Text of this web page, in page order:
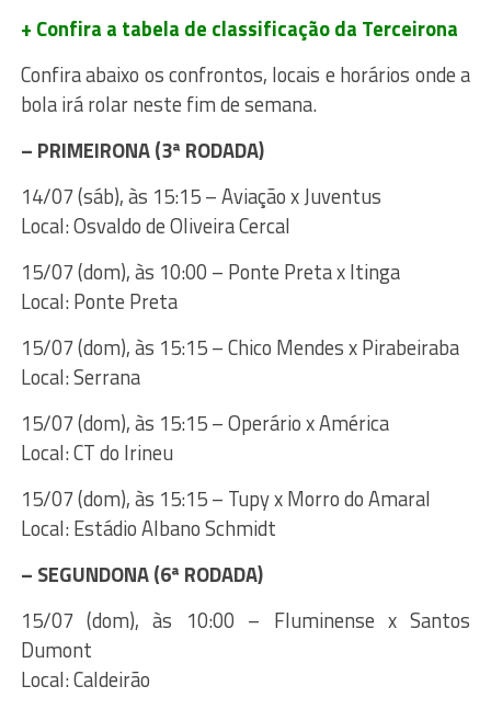
+ Confira a tabela de classificação da Terceirona
Confira abaixo os confrontos, locais e horários onde a
bola irá rolar neste fim de semana.
– PRIMEIRONA (3ª RODADA)
14/07 (sáb), às 15:15 – Aviação x Juventus
Local: Osvaldo de Oliveira Cercal
15/07 (dom), às 10:00 – Ponte Preta x Itinga
Local: Ponte Preta
15/07 (dom), às 15:15 – Chico Mendes x Pirabeiraba
Local: Serrana
15/07 (dom), às 15:15 – Operário x América
Local: CT do Irineu
15/07 (dom), às 15:15 – Tupy x Morro do Amaral
Local: Estádio Albano Schmidt
– SEGUNDONA (6ª RODADA)
15/07 (dom), às 10:00 – Fluminense x Santos
Dumont
Local: Caldeirão